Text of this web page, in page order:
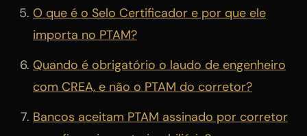
O que é o Selo Certificador e por que ele
importa no PTAM?
Quando é obrigatório o laudo de engenheiro
com CREA, e não o PTAM do corretor?
Bancos aceitam PTAM assinado por corretor